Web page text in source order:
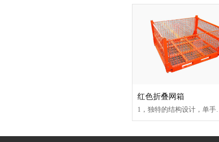
红色折叠网箱
1，独特的结构设计，单手就能方便打开、折叠；2，集托盘